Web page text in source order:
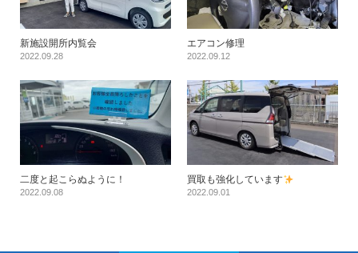
新施設開所内覧会
2022.09.28
エアコン修理
2022.09.12
二度と起こらぬように！
2022.09.08
買取も強化しています
2022.09.01